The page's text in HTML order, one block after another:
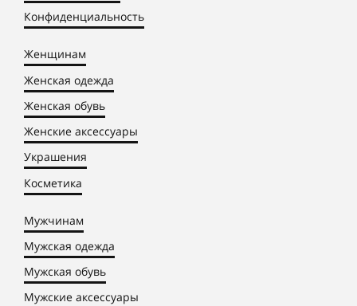
Конфиденциальность
Женщинам
Женская одежда
Женская обувь
Женские аксессуары
Украшения
Косметика
Мужчинам
Мужская одежда
Мужская обувь
Мужские аксессуары